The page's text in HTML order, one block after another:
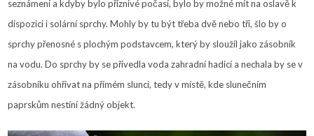
seznámení a kdyby bylo příznivé počasí, bylo by možné mít na oslavě k
dispozici i solární sprchy. Mohly by tu být třeba dvě nebo tři, šlo by o
sprchy přenosné s plochým podstavcem, který by sloužil jako zásobník
na vodu. Do sprchy by se přivedla voda zahradní hadicí a nechala by se v
zásobníku ohřívat na přímém slunci, tedy v místě, kde slunečním
paprskům nestíní žádný objekt.